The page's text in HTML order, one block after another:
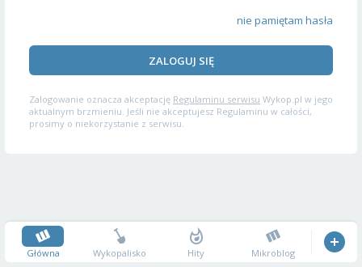
nie pamiętam hasła
ZALOGUJ SIĘ
Zalogowanie oznacza akceptację Regulaminu serwisu Wykop.pl w jego
aktualnym brzmieniu. Jeśli nie akceptujesz Regulaminu w całości,
prosimy o niekorzystanie z serwisu.
Główna Wykopalisko Hity Mikroblog